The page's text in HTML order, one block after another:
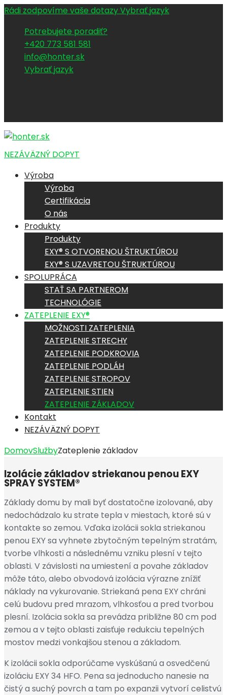
Rádi zodpovíme vaše dotazyVybrať jazyk
Potrebujete poradiť?
+420 773 581 581
info@honter.sk
Vybrať jazyk
NEZÁVÄZNÝ DOPYT
Výroba
Výroba
Certifikácia
O nás
Produkty
Produkty
EXY® S OTVORENOU ŠTRUKTÚROU
EXY® S UZAVRETOU ŠTRUKTÚROU
SPOLUPRÁCA
STAŤ SA PARTNEROM
TECHNOLÓGIE
ZATEPLENIE EXY®
MOŽNOSTI ZATEPLENIA
ZATEPLENIE STRECHY
ZATEPLENIE PODKROVIA
ZATEPLENIE PODLÁH
ZATEPLENIE STROPOV
ZATEPLENIE STIEN
ZATEPLENIE ZÁKLADOV
Kontakt
NEZÁVÄZNÝ DOPYT
DomovSlužbyZateplenie základov
Izolácie základov striekanou penou EXY
SPRAY SYSTEM®
Základy domu by mali byť dostatočne izolované, aby
nedochádzalo ku strate tepla v miestach, ktoré sú v
kontakte so zemou. Vďaka izolácii sokla striekanou
penou EXY sa vyhnete zbytočným tepelným stratám,
tvorbe vlhkosti a následnému vzniku plesní v tejto
oblasti. V závislosti na umiestení a povahe základov
môže táto, alebo obvodová izolácia výrazne znížiť
náklady na vykurovanie. Striekaná pena EXY chráni
celú budovu pred mrazom, vlhkosťou a pred tvorbou
plesní. Izolácia sokla sa prevádza približne 80 cm pod
zemou a v tejto oblasti zaisťuje redukciu tepelných
mostov medzi vonkajšou stenou a základom.
K izolácii sokla odporúčame vyskúšanú a osvedčenú
izoláciu EXY 34 HFO. Pena sa jednoducho nanesie na
čistý a suchý povrch a tam po expanzii vytvorí celistvú